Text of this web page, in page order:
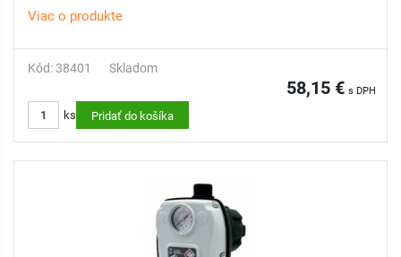
Viac o produkte
Kód: 38401 Skladom
58,15 € s DPH
ks Pridať do košíka